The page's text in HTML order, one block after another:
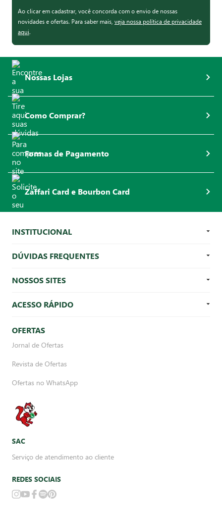
Ao clicar em cadastrar, você concorda com o envio de nossas
novidades e ofertas. Para saber mais, veja nossa política de privacidade
aqui.
Nossas Lojas
Como Comprar?
Formas de Pagamento
Zaffari Card e Bourbon Card
INSTITUCIONAL
DÚVIDAS FREQUENTES
NOSSOS SITES
ACESSO RÁPIDO
OFERTAS
Jornal de Ofertas
Revista de Ofertas
Ofertas no WhatsApp
SAC
Serviço de atendimento ao cliente
REDES SOCIAIS